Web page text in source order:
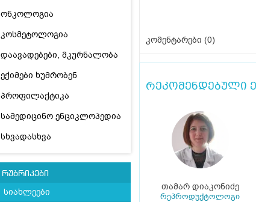
ონკოლოგია
კოსმეტოლოგია
დაავადებები, მკურნალობა
ექიმები ხუმრობენ
პროფილაქტიკა
სამედიცინო ენციკლოპედია
სხვადასხვა
რუბრიკები
სიახლეები
კომენტარები (0)
რეკომენდებული
თამარ დიაკონიძე
რეპროდუქტოლოგი